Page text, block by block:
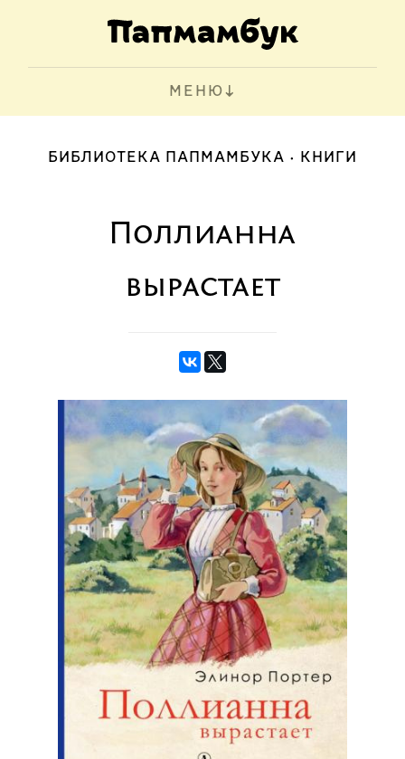
МЕНЮ
БИБЛИОТЕКА ПАПМАМБУКА КНИГИ
Поллианна
вырастает